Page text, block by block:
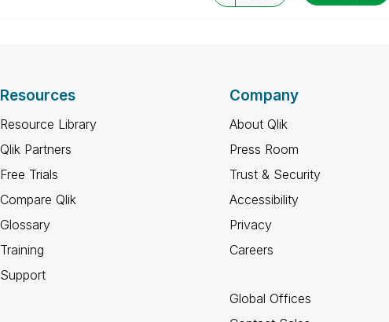
Resources
Resource Library
Qlik Partners
Free Trials
Compare Qlik
Glossary
Training
Support
Company
About Qlik
Press Room
Trust & Security
Accessibility
Privacy
Careers
Global Offices